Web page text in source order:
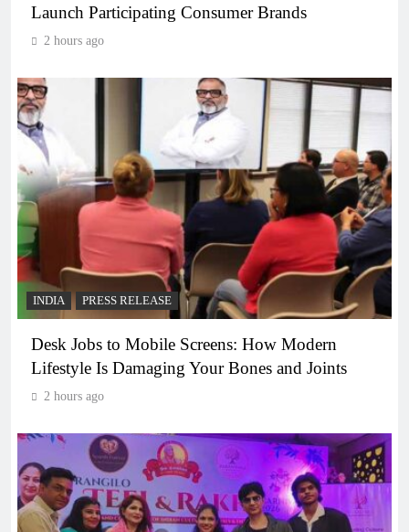
Launch Participating Consumer Brands
2 hours ago
INDIA PRESS RELEASE
Desk Jobs to Mobile Screens: How Modern
Lifestyle Is Damaging Your Bones and Joints
2 hours ago